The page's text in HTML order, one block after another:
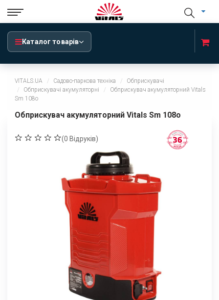
Каталог товарів
VITALS.UA Садово-паркова техніка
Обприскувачі
Обприскувачі акумуляторні
Обприскувач акумуляторний Vitals
Sm 108о
Обприскувач акумуляторний Vitals Sm 108о
(0 Відруків)